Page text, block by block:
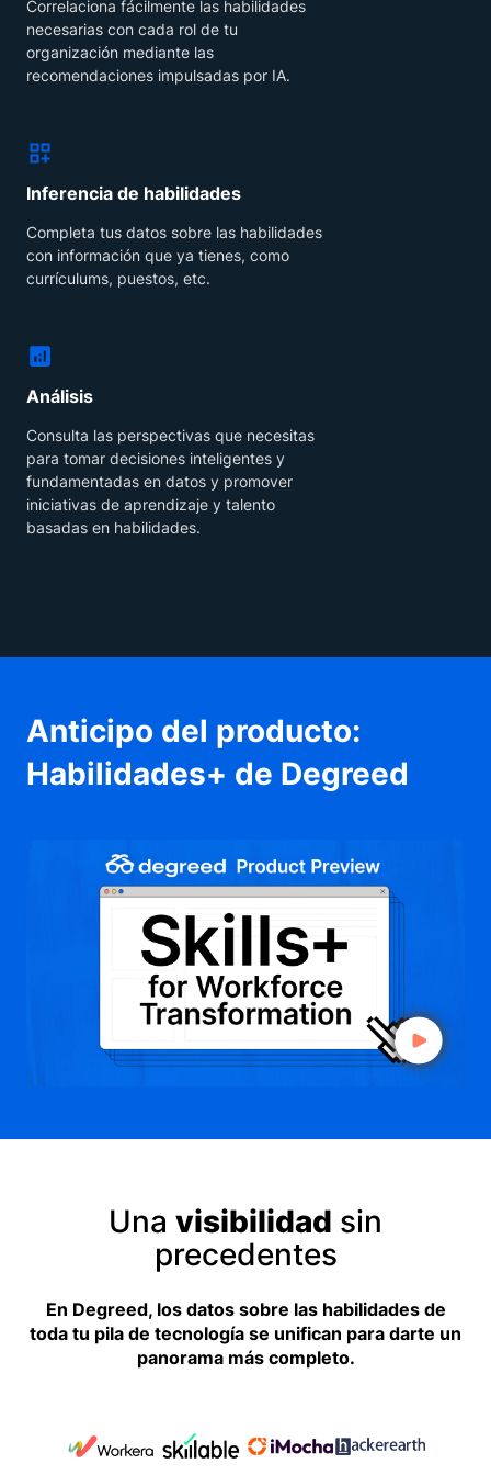
Correlaciona fácilmente las habilidades
necesarias con cada rol de tu
organización mediante las
recomendaciones impulsadas por IA.
Inferencia de habilidades
Completa tus datos sobre las habilidades
con información que ya tienes, como
currículums, puestos, etc.
Análisis
Consulta las perspectivas que necesitas
para tomar decisiones inteligentes y
fundamentadas en datos y promover
iniciativas de aprendizaje y talento
basadas en habilidades.
Anticipo del producto:
Habilidades+ de Degreed
Una visibilidad sin
precedentes
En Degreed, los datos sobre las habilidades de
toda tu pila de tecnología se unifican para darte un
panorama más completo.